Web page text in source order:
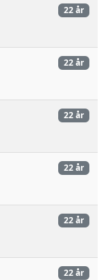
22 år
22 år
22 år
22 år
22 år
22 år